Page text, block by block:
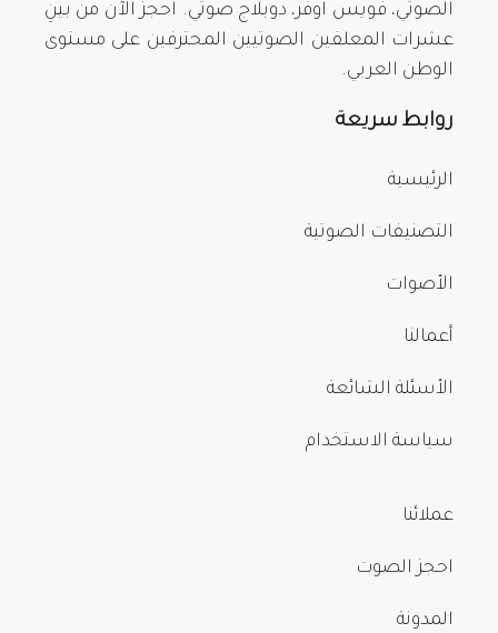
الصوتي، فويس اوفر، دوبلاج صوتي. احجز الآن من بينِ
عشرات المعلقين الصوتيين المحترفين على مستوى
الوطن العربي.
روابط سريعة
الرئيسية
التصنيفات الصوتية
الأصوات
أعمالنا
الأسئلة الشائعة
سياسة الاستخدام
عملائنا
احجز الصوت
المدونة